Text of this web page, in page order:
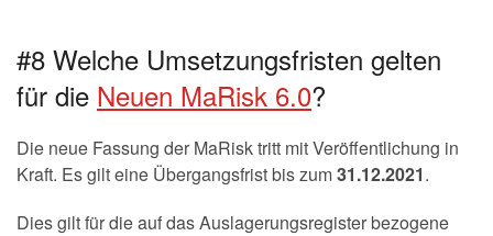
#8 Welche Umsetzungsfristen gelten
für die Neuen MaRisk 6.0?
Die neue Fassung der MaRisk tritt mit Veröffentlichung in
Kraft. Es gilt eine Übergangsfrist bis zum31.12.2021.
Dies gilt für die auf das Auslagerungsregister bezogene